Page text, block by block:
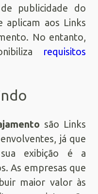
publicidade do
aplicam aos Links
No entanto,
requisitos
são Links
já que
exibição é a
As empresas que
maior valor às